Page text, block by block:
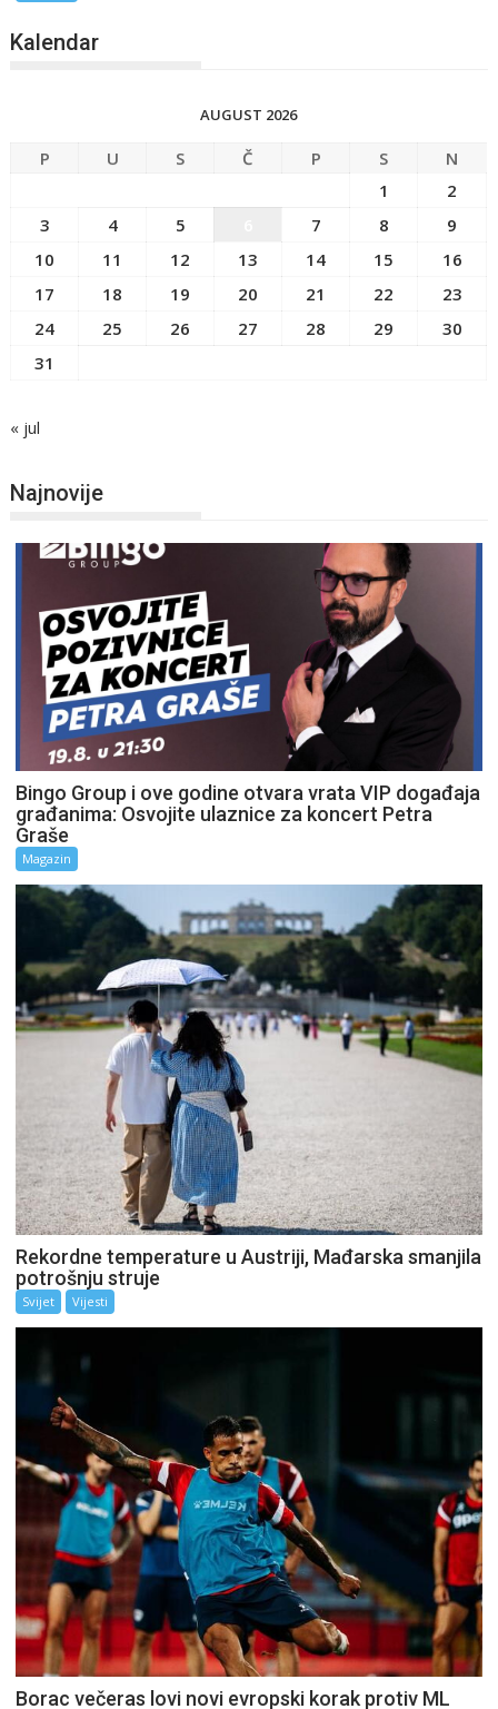
Kalendar
AUGUST 2026
P U S Č P S
N
1
2
3
4 5 7 8
9
10
11 12 13 14 15
16
17
18 19 20 21 22
23
24
25 26 27 28 29
30
31
« jul
Najnovije
Bingo Group i ove godine otvara vrata VIP događaja
građanima: Osvojite ulaznice za koncert Petra
Graše
Magazin
Rekordne temperature u Austriji, Mađarska smanjila
potrošnju struje
Svijet Vijesti
Borac večeras lovi novi evropski korak protiv ML